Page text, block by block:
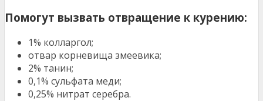
Помогут вызвать отвращение к курению:
1% колларгол;
отвар корневища змеевика;
2% танин;
0,1% сульфата меди;
0,25% нитрат серебра.